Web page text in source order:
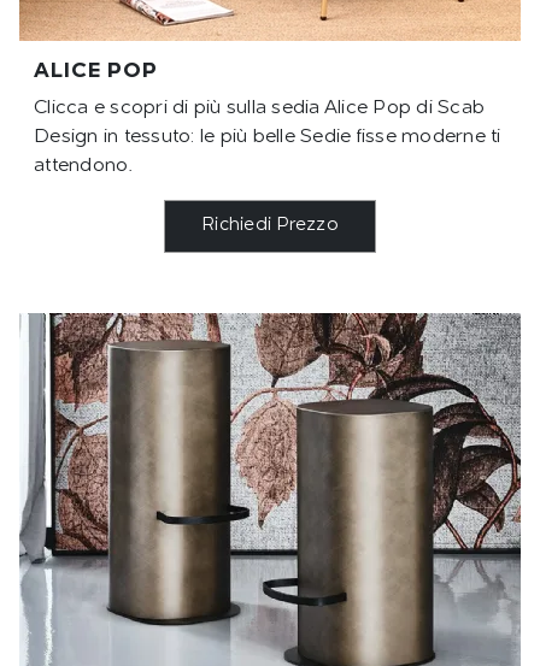
ALICE POP
Clicca e scopri di più sulla sedia Alice Pop di Scab
Design in tessuto: le più belle Sedie fisse moderne ti
attendono.
Richiedi Prezzo